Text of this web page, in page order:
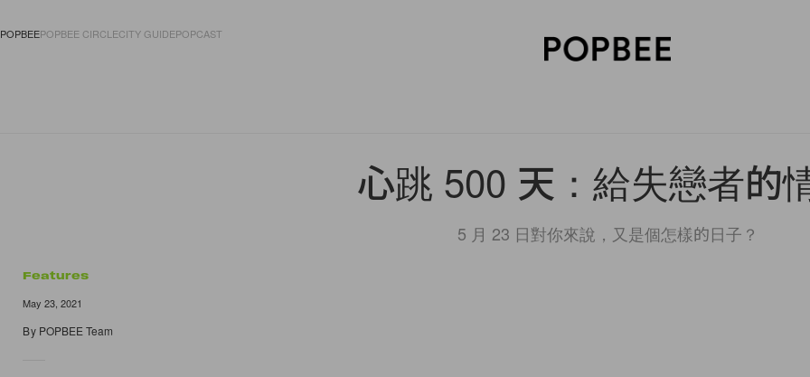
POPBEEPOPBEE CIRCLECITY GUIDEPOPCAST
心跳 500 天：給失戀者的
5 月 23 日對你來說，又是個怎樣的日子？
Features
May 23, 2021
By POPBEE Team